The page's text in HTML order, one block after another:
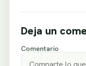
Deja un
Comentario